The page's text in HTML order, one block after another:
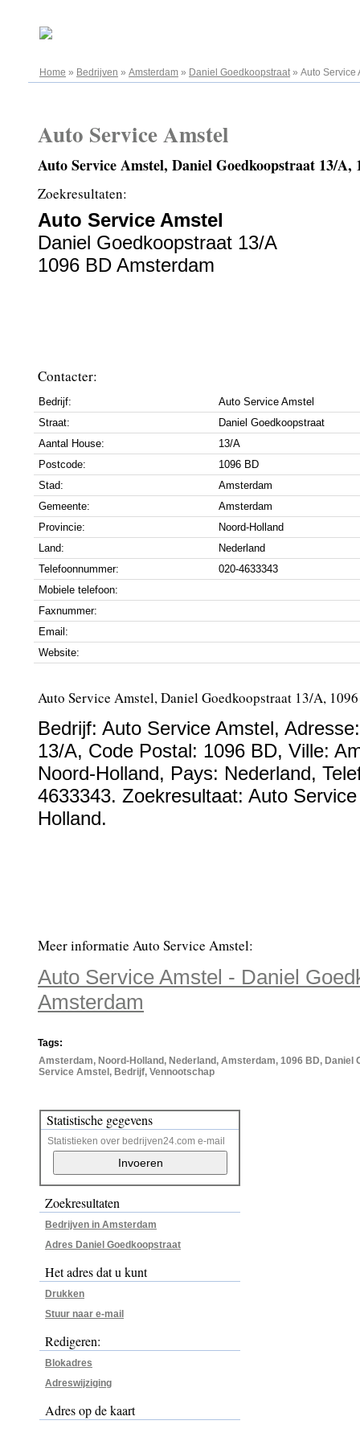
Home » Bedrijven » Amsterdam » Daniel Goedkoopstraat» Auto Service
Auto Service Amstel
Auto Service Amstel, Daniel Goedkoopstraat 13/A,
Zoekresultaten:
Auto Service Amstel
Daniel Goedkoopstraat 13/A
1096 BD Amsterdam
Contacter:
Bedrijf:
Auto Service Amstel
Straat:
Daniel Goedkoopstraat
Aantal House:
13/A
Postcode:
1096 BD
Stad:
Amsterdam
Gemeente:
Amsterdam
Provincie:
Noord-Holland
Land:
Nederland
Telefoonnummer:
020-4633343
Mobiele telefoon:
Faxnummer:
Email:
Website:
Auto Service Amstel, Daniel Goedkoopstraat 13/A,
Bedrijf: Auto Service Amstel,
13/A, Code Postal: 1096 BD, Ville:
Noord-Holland, Pays: Nederland,
4633343. Zoekresultaat: Auto
Holland.
Meer informatie Auto Service Amstel:
Auto Service Amstel - Daniel
Amsterdam
Tags:
Amsterdam, Noord-Holland, Nederland, Amsterdam, 1096 BD, Daniel
Service Amstel, Bedrijf, Vennootschap
Statistische gegevens
Statistieken over bedrijven24.com e-mail
Zoekresultaten
Bedrijven in Amsterdam
Adres Daniel Goedkoopstraat
Het adres dat u kunt
Drukken
Stuur naar e-mail
Redigeren:
Blokadres
Adreswijziging
Adres op de kaart